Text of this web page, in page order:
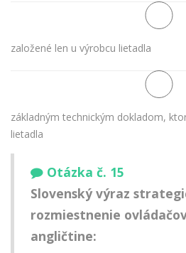
založené len u výrobcu lietadla
základným technickým dokladom,
lietadla
Otázka č. 15
Slovenský výraz
rozmiestnenie
angličtine: